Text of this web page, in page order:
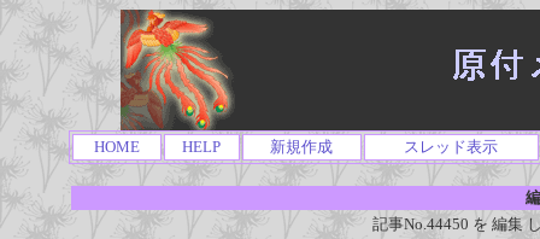
HOME HELP 新規作成 スレッド表示
記事No.44450 を 編集